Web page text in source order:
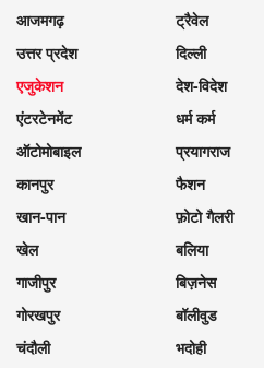
आजमगढ़
उत्तर प्रदेश
एजुकेशन
एंटरटेनमेंट
ऑटोमोबाइल
कानपुर
खान-पान
खेल
गाजीपुर
गोरखपुर
चंदौली
ट्रैवेल
दिल्ली
देश-विदेश
धर्म कर्म
प्रयागराज
फैशन
फ़ोटो गैलरी
बलिया
बिज़नेस
बॉलीवुड
भदोही